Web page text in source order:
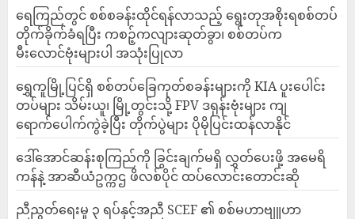
ရေကြည်တွင် စစ်စခန်းထိုင်ရန်လာသည့် ရွေးတုအစိုးရစစ်တပ်
တိုက်ခိုက်ခံရပြီး ကစဉ့်ကလျားဆုတ်ခွာ၊ စစ်တပ်က
မီးလောင်ဗုံးများပါ အသုံးပြုလာ
‎ရွှေကူမြို့ပြင်ရှိ စစ်တပ်ခြေကုတ်စခန်းများကို KIA ပူးပေါင်း
တပ်များ သိမ်းယူ၊ မြို့တွင်းသို့ FPV ဒရုန်းဗုံးများ ကျ
ရောက်ပေါက်ကွဲခဲ့ပြီး တိုက်ပွဲများ ပိုမိုပြင်းထန်လာနိုင်
ဒေါ်အောင်ဆန်းစုကြည်ကို ခြွင်းချက်မရှိ လွှတ်ပေးဖို့ အမေရိ
ကန်နဲ့ အာဆီယံဥက္ကဌ ဖိလစ်ပိုင် ထပ်လောင်းတောင်းဆို
ညီညွတ်ရေးမူ ၃ ရပ်နှင့်အညီ SCEF ၏ စစ်မဟာဗျူဟာ